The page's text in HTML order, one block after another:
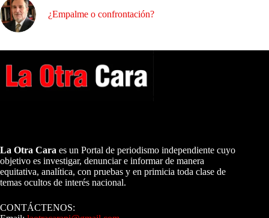
¿Empalme o confrontación?
La Otra Cara es un Portal de periodismo independiente cuyo
objetivo es investigar, denunciar e informar de manera
equitativa, analítica, con pruebas y en primicia toda clase de
temas ocultos de interés nacional.
CONTÁCTENOS: